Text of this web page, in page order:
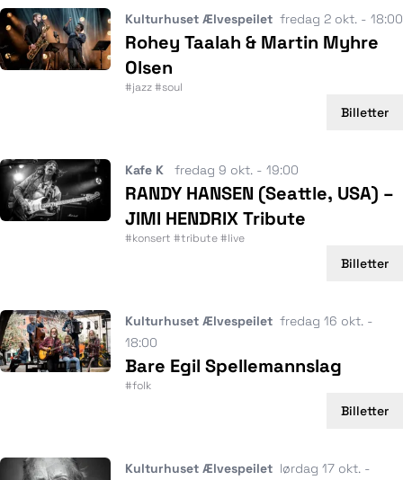
Kulturhuset Ælvespeilet fredag 2 okt. - 18:00
Rohey Taalah & Martin Myhre
Olsen
#jazz #soul
Billetter
Kafe K fredag 9 okt. - 19:00
RANDY HANSEN (Seattle, USA) –
JIMI HENDRIX Tribute
#konsert #tribute #live
Billetter
Kulturhuset Ælvespeilet fredag 16 okt. -
18:00
Bare Egil Spellemannslag
#folk
Billetter
Kulturhuset Ælvespeilet lørdag 17 okt. -